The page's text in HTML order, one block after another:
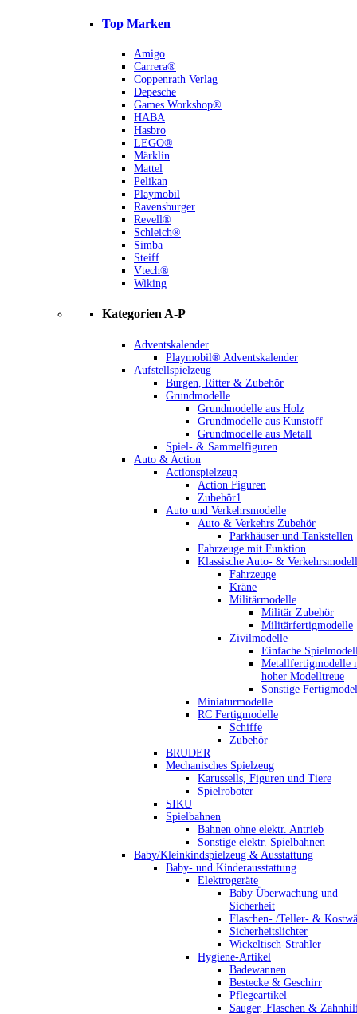
Top Marken
Amigo
Carrera®
Coppenrath Verlag
Depesche
Games Workshop®
HABA
Hasbro
LEGO®
Märklin
Mattel
Pelikan
Playmobil
Ravensburger
Revell®
Schleich®
Simba
Steiff
Vtech®
Wiking
Kategorien A-P
Adventskalender
Playmobil® Adventskalender
Aufstellspielzeug
Burgen, Ritter & Zubehör
Grundmodelle
Grundmodelle aus Holz
Grundmodelle aus Kunstoff
Grundmodelle aus Metall
Spiel- & Sammelfiguren
Auto & Action
Actionspielzeug
Action Figuren
Zubehör1
Auto und Verkehrsmodelle
Auto & Verkehrs Zubehör
Parkhäuser und Tankstellen
Fahrzeuge mit Funktion
Klassische Auto- &
Fahrzeuge
Kräne
Militärmodelle
Militär Zubehör
Militärfertigmodelle
Zivilmodelle
Einfache
Metallfertigmodelle
hoher Modelltreue
Sonstige
Miniaturmodelle
RC Fertigmodelle
Schiffe
Zubehör
BRUDER
Mechanisches Spielzeug
Karussells, Figuren und Tiere
Spielroboter
SIKU
Spielbahnen
Bahnen ohne elektr. Antrieb
Sonstige elektr. Spielbahnen
Baby/Kleinkindspielzeug & Ausstattung
Baby- und Kinderausstattung
Elektrogeräte
Baby Überwachung und
Sicherheit
Flaschen- /Teller- &
Sicherheitslichter
Wickeltisch-Strahler
Hygiene-Artikel
Badewannen
Bestecke & Geschirr
Pflegeartikel
Sauger, Flaschen &